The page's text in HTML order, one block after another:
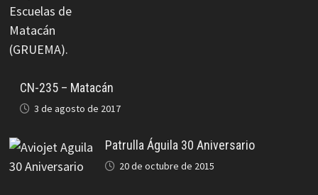
CN-235 – Matacán
3 de agosto de 2017
Patrulla Águila 30 Aniversario
20 de octubre de 2015